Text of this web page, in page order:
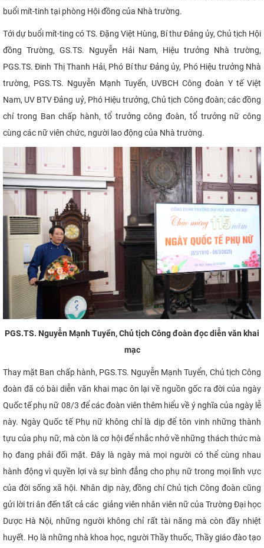
CỰU NGƯỜI HỌC
buổi mít-tinh tại phòng Hội đồng của Nhà trường.
Tới dự buổi mít-ting có TS. Đặng Việt Hùng, Bí thư Đảng ủy, Chủ tịch Hội
đồng Trường, GS.TS. Nguyễn Hải Nam, Hiệu trưởng Nhà trường,
PGS.TS. Đinh Thị Thanh Hải, Phó Bí thư Đảng ủy, Phó Hiệu trưởng Nhà
trường, PGS.TS. Nguyễn Mạnh Tuyển, UVBCH Công đoàn Y tế Việt
Nam, UV BTV Đảng uỷ, Phó Hiệu trưởng, Chủ tịch Công đoàn; các đồng
chí trong Ban chấp hành, tổ trưởng công đoàn, tổ trưởng nữ công
cùng các nữ viên chức, người lao động của Nhà trường.
PGS.TS. Nguyễn Mạnh Tuyển, Chủ tịch Công đoàn đọc diễn văn khai
mạc
Thay mặt Ban chấp hành, PGS.TS. Nguyễn Mạnh Tuyển, Chủ tịch Công
đoàn đã có bài diễn văn khai mạc ôn lại về nguồn gốc ra đời của ngày
Quốc tế phụ nữ 08/3 để các đoàn viên thêm hiểu về ý nghĩa của ngày lễ
này. Ngày Quốc tế Phụ nữ không chỉ là dịp để tôn vinh những thành
tựu của phụ nữ, mà còn là cơ hội để nhắc nhở về những thách thức mà
họ đang phải đối mặt. Đây là ngày mà mọi người có thể cùng nhau
hành động vì quyền lợi và sự bình đẳng cho phụ nữ trong mọi lĩnh vực
của đời sống xã hội. Nhân dịp này, đồng chí Chủ tịch Công đoàn cũng
gửi lời tri ân đến tất cả các giảng viên nhân viên nữ của Trường Đại học
Dược Hà Nội, những người không chỉ rất tài năng mà còn đầy nhiệt
huyết. Họ là những nhà khoa học, người Thầy thuốc, Thầy giáo đào tạo